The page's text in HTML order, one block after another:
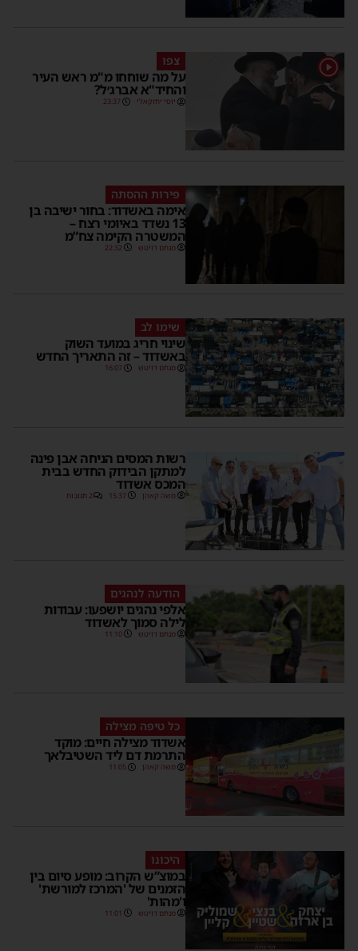
1 צפו
על מה שוחחו מ"מ ראש העיר
והחיד"א אברג׳ל?
יוסי יחזקאלי 23:37
פירות ההסתה
אימה באשדוד: בחור ישיבה בן
13 נשדד באיומי רצח –
המשטרה הקימה צח”מ
מנחם דויטש 22:32
שימו לב
שינוי חריג במועד השוק
באשדוד – זה התאריך החדש
מנחם דויטש 16:07
רשות המסים הניחה אבן פינה
למתקן הבידוק החדש בבית
המכס אשדוד
משה קאהן 15:37 2 תגובות
הודעה לנהגים
אלפי נהגים יושפעו: עבודות
לילה סמוך לאשדוד
מנחם דויטש 11:10
כל טיפה מצילה
אשדוד מצילה חיים: מוקד
התרמת דם ליד השטיבלאך
משה קאהן 11:05
היכונו
במוצ”ש הקרוב: מופע סיום בין
הזמנים של 'המרכז למורשת'
ו'מהות'
מנחם דויטש 11:01